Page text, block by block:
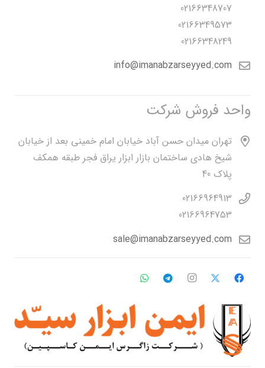
02166348707
02166349573
02166348249
info@imanabzarseyyed.com
واحد فروش شرکت
تهران میدان حسن آباد خیابان امام خمینی بعد از خیابان
شیخ هادی ساختمان بازار ابزار یراق فجر طبقه همکف
پلاک 40
02166964913
02166964753
sale@imanabzarseyyed.com